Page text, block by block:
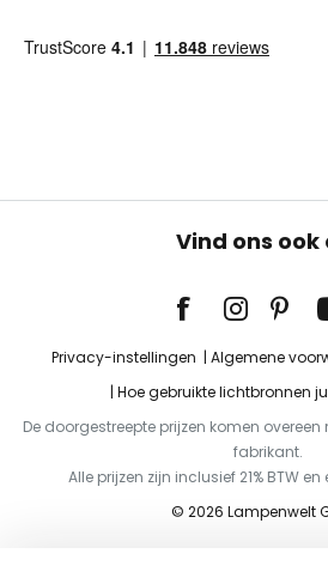
Vind ons ook
Privacy-instellingen Algemene
Hoe gebruikte lichtbronnen
De doorgestreepte prijzen komen
fabrikant.
Alle prijzen zijn inclusief 21% BTW
© 2026 Lampenwelt